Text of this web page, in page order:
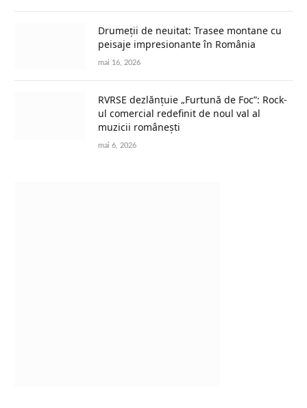
Drumeții de neuitat: Trasee montane cu
peisaje impresionante în România
mai 16, 2026
RVRSE dezlănțuie „Furtună de Foc”: Rock-
ul comercial redefinit de noul val al
muzicii românești
mai 6, 2026